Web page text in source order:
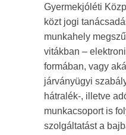
Gyermekjóléti
közt jogi
munkahely
vitákban –
formában, vagy
járványügyi
hátralék-, illetve
munkacsoport is
szolgáltatást a